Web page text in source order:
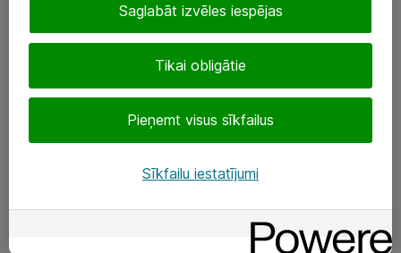
eShop@atea.lv
Sekojiet mums
Tikai obligātie
Pieņemt visus sīkfailus
Saglabāt izvēles iespējas
Sīkfailu iestatījumi